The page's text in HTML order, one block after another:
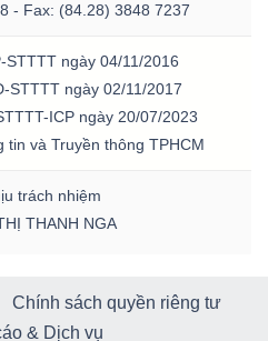
- Fax: (84.28) 3848 7237
STTTT ngày 04/11/2016
STTTT ngày 02/11/2017
ICP ngày 20/07/2023
và Truyền thông TPHCM
trách nhiệm
THANH NGA
Chính sách quyền riêng tư
& Dịch vụ